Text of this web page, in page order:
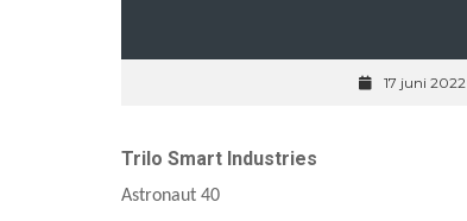
17 juni 2022
Trilo Smart Industries
Astronaut 40